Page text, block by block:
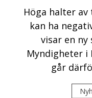
Höga halter av
kan ha
visar en
Myndigheter i
går